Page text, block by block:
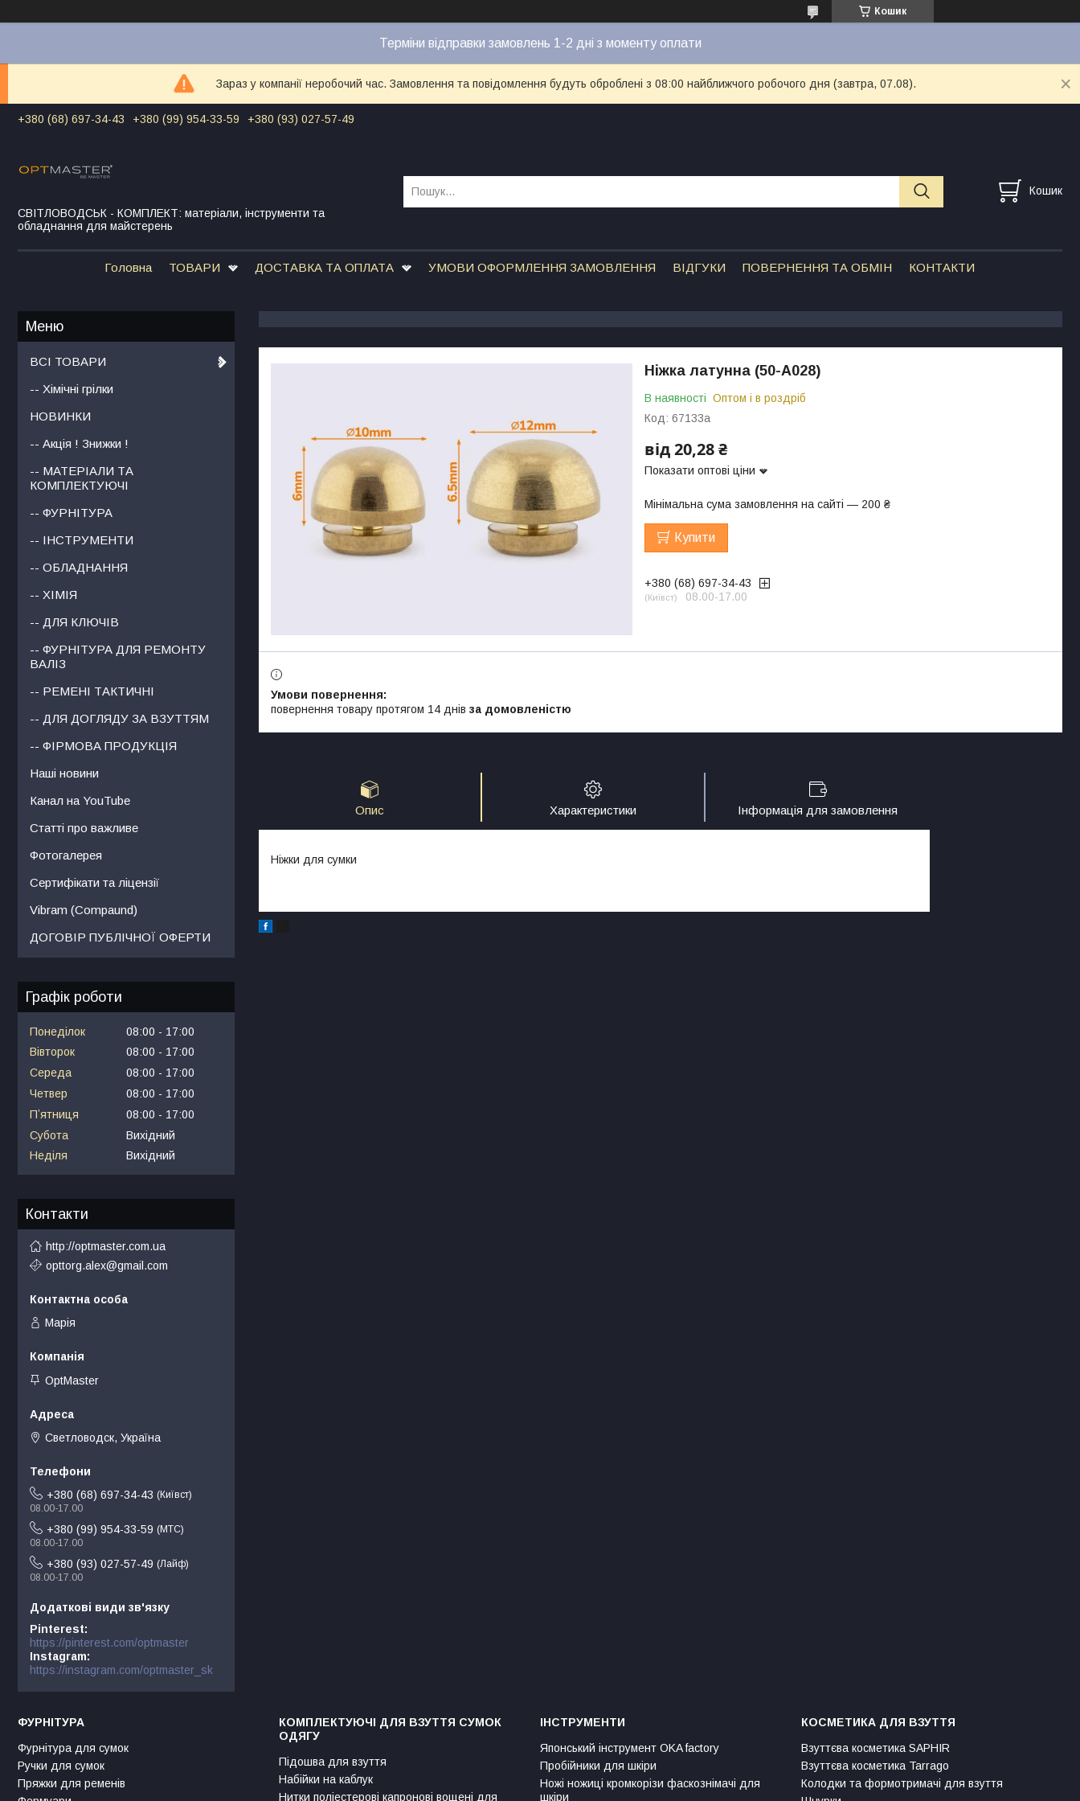
Кошик
Терміни відправки замовлень 1-2 дні з моменту оплати
Зараз у компанії неробочий час. Замовлення та повідомлення будуть оброблені з 08:00 найближчого робочого дня (завтра, 07.08).
+380 (68) 697-34-43 +380 (99) 954-33-59 +380 (93) 027-57-49
СВІТЛОВОДСЬК - КОМПЛЕКТ: матеріали, інструменти та
обладнання для майстерень
Кошик
Головна ТОВАРИ ДОСТАВКА ТА ОПЛАТА УМОВИ ОФОРМЛЕННЯ ЗАМОВЛЕННЯ ВІДГУКИ ПОВЕРНЕННЯ ТА ОБМІН КОНТАКТИ
Ніжка латунна (50-А028)
В наявності Оптом і в роздріб
Код: 67133а
від20,28 ₴
Показати оптові ціни
Мінімальна сума замовлення на сайті — 200 ₴
Купити
+380 (68) 697-34-43
Київст 08.00-17.00
повернення товару протягом 14 днів за домовленістю
Опис Характеристики Інформація для замовлення
Ніжки для сумки
ВСІ ТОВАРИ
-- Хімічні грілки
НОВИНКИ
-- Акція ! Знижки !
-- МАТЕРІАЛИ ТА
КОМПЛЕКТУЮЧІ
-- ФУРНІТУРА
-- ІНСТРУМЕНТИ
-- ОБЛАДНАННЯ
-- ХІМІЯ
-- ДЛЯ КЛЮЧІВ
-- ФУРНІТУРА ДЛЯ РЕМОНТУ
ВАЛІЗ
-- РЕМЕНІ ТАКТИЧНІ
-- ДЛЯ ДОГЛЯДУ ЗА ВЗУТТЯМ
-- ФІРМОВА ПРОДУКЦІЯ
Наші новини
Канал на YouTube
Статті про важливе
Фотогалерея
Сертифікати та ліцензії
Vibram (Compaund)
ДОГОВІР ПУБЛІЧНОЇ ОФЕРТИ
Графік роботи
Понеділок 08:00
17:00
Вівторок
08:00
17:00
Середа
08:00
17:00
Четвер
08:00
17:00
Пʼятниця
08:00
17:00
Субота
Вихідний
Неділя
Вихідний
Контакти
http://optmaster.com.ua
opttorg.alex@gmail.com
Марія
OptMaster
Светловодск, Україна
+380 (68) 697-34-43
Київст
08.00-17.00
+380 (99) 954-33-59
МТС
08.00-17.00
+380 (93) 027-57-49
Лайф
08.00-17.00
Pinterest
https://pinterest.com/optmaster
Instagram
https://instagram.com/optmaster_sk
ФУРНІТУРА
Фурнітура для сумок
Ручки для сумок
Пряжки для ременів
КОМПЛЕКТУЮЧІ ДЛЯ ВЗУТТЯ СУМОК
ОДЯГУ
Підошва для взуття
Набійки на каблук
Нитки поліестерові капронові вощені для
ІНСТРУМЕНТИ
Японський інструмент OKA factory
Пробійники для шкіри
Ножі ножиці кромкорізи фаскознімачі для
шкіри
КОСМЕТИКА ДЛЯ ВЗУТТЯ
Взуттєва косметика SAPHIR
Взуттєва косметика Tarrago
Колодки та формотримачі для взуття